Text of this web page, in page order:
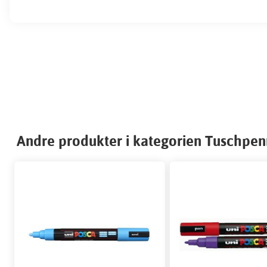
Andre produkter i kategorien